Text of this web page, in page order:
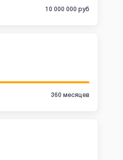
10 000 000 руб
360 месяцев